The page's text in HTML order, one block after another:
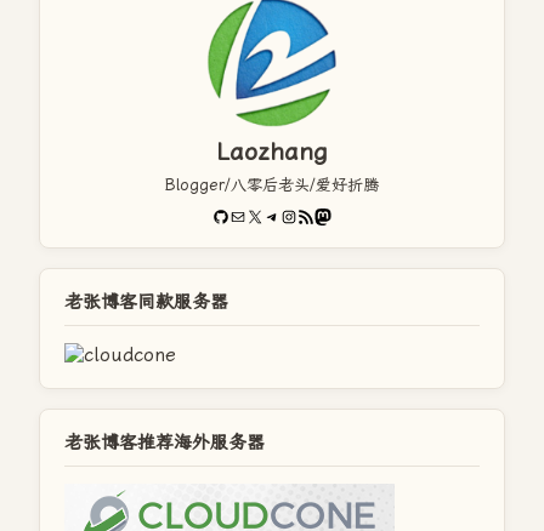
Laozhang
Blogger/八零后老头/爱好折腾
GitHub
电子邮件X Telegram
Instagram
RSS FeedMastodon
老张博客同款服务器
老张博客推荐海外服务器